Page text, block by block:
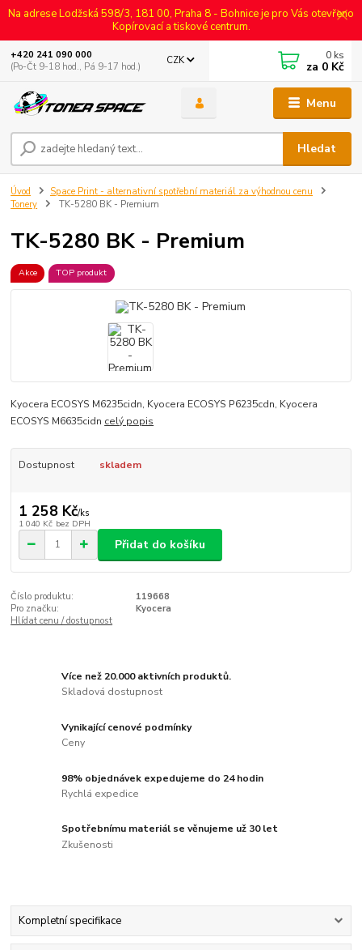
Na adrese Lodžská 598/3, 181 00, Praha 8 - Bohnice je pro Vás otevřeno
Kopírovací a tiskové centrum.
Menu
CZK
Hledat
+420 241 090 000
(Po-Čt 9-18 hod., Pá 9-17 hod.)
0 ks
za 0 Kč
Úvod
Space Print - alternativní spotřební materiál za výhodnou cenu
Tonery
TK-5280 BK - Premium
TK-5280 BK - Premium
Akce TOP produkt
Kyocera ECOSYS M6235cidn, Kyocera ECOSYS P6235cdn, Kyocera
ECOSYS M6635cidn celý popis
Dostupnost skladem
1 258 Kč/ks
1 040 Kč bez DPH
Přidat do košíku
Číslo produktu:
119668
Pro značku:
Kyocera
Hlídat cenu / dostupnost
Více než 20.000 aktivních produktů.
Skladová dostupnost
Vynikající cenové podmínky
Ceny
98% objednávek expedujeme do 24 hodin
Rychlá expedice
Spotřebnímu materiál se věnujeme už 30 let
Zkušenosti
Kompletní specifikace